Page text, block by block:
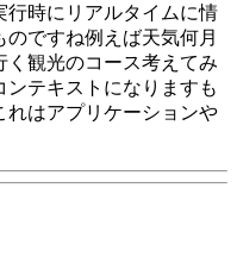
行時にリアルタイムに情
ですね例えば天気何月
観光のコース考えてみ
テキストになりますも
れはアプリケーションや